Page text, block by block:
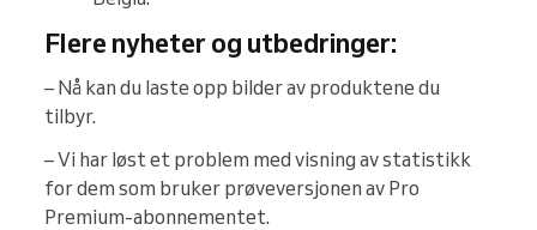
Flere nyheter og utbedringer:
– Nå kan du laste opp bilder av produktene du
tilbyr.
– Vi har løst et problem med visning av statistikk
for dem som bruker prøveversjonen av Pro
Premium-abonnementet.